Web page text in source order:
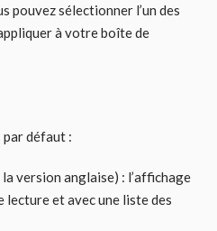
pouvez sélectionner l’un des
à votre boîte de
défaut :
version anglaise) : l’affichage
lecture et avec une liste des